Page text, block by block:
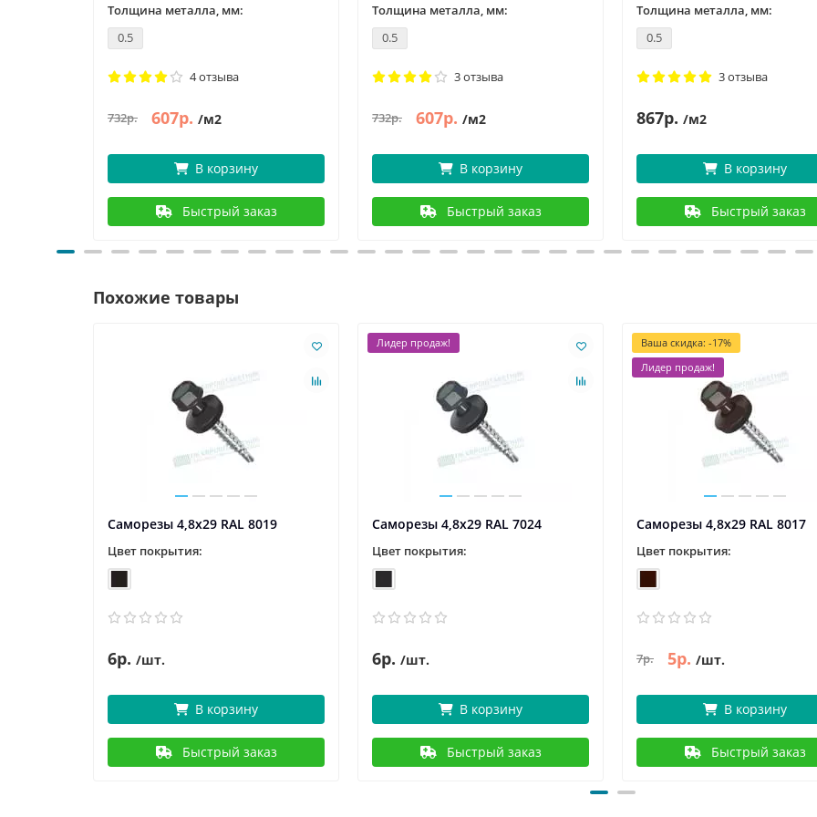
Толщина металла, мм:
0.5
4 отзыва
732р. 607р. /м2
В корзину
Быстрый заказ
Толщина металла, мм:
0.5
3 отзыва
732р. 607р. /м2
В корзину
Быстрый заказ
Толщина металла, мм:
0.5
3 отзыва
867р. /м2
В корзину
Быстрый заказ
Похожие товары
Саморезы 4,8х29 RAL 8019
Цвет покрытия:
6р. /шт.
В корзину
Быстрый заказ
Лидер продаж!
Саморезы 4,8х29 RAL 7024
Цвет покрытия:
6р. /шт.
В корзину
Быстрый заказ
Ваша скидка: -17%
Лидер продаж!
Саморезы 4,8х29 RAL 8017
Цвет покрытия:
7р. 5р. /шт.
В корзину
Быстрый заказ